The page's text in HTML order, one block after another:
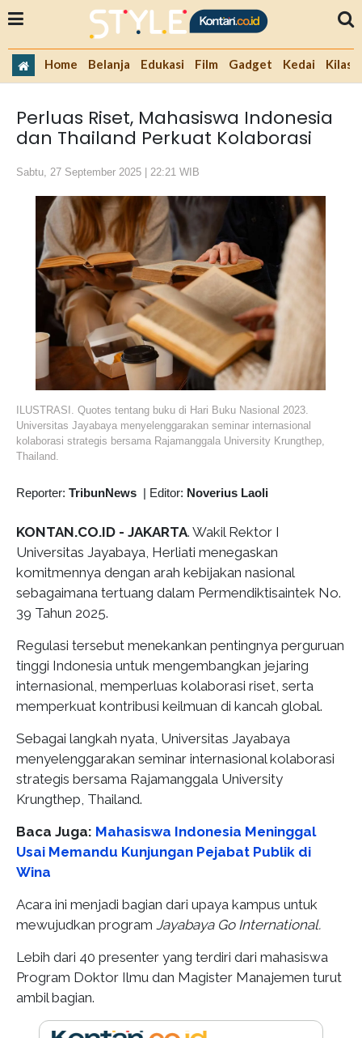
Home Belanja Edukasi Film Gadget Kedai Kilas
Perluas Riset, Mahasiswa Indonesia
dan Thailand Perkuat Kolaborasi
Sabtu, 27 September 2025 | 22:21 WIB
ILUSTRASI. Quotes tentang buku di Hari Buku Nasional 2023.
Universitas Jayabaya menyelenggarakan seminar internasional
kolaborasi strategis bersama Rajamanggala University Krungthep,
Thailand.
Reporter: TribunNews | Editor: Noverius Laoli
KONTAN.CO.ID - JAKARTA. Wakil Rektor I
Universitas Jayabaya, Herliati menegaskan
komitmennya dengan arah kebijakan nasional
sebagaimana tertuang dalam Permendiktisaintek No.
39 Tahun 2025.
Regulasi tersebut menekankan pentingnya perguruan
tinggi Indonesia untuk mengembangkan jejaring
internasional, memperluas kolaborasi riset, serta
memperkuat kontribusi keilmuan di kancah global.
Sebagai langkah nyata, Universitas Jayabaya
menyelenggarakan seminar internasional kolaborasi
strategis bersama Rajamanggala University
Krungthep, Thailand.
Baca Juga: Mahasiswa Indonesia Meninggal
Usai Memandu Kunjungan Pejabat Publik di
Wina
Acara ini menjadi bagian dari upaya kampus untuk
mewujudkan program Jayabaya Go International.
Lebih dari 40 presenter yang terdiri dari mahasiswa
Program Doktor Ilmu dan Magister Manajemen turut
ambil bagian.